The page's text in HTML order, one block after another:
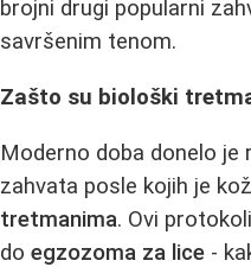
brojni drugi popularni
savršenim tenom.
Zašto su biološki
Moderno doba donelo je
zahvata posle kojih je
tretmanima. Ovi
doegzozoma za lice -